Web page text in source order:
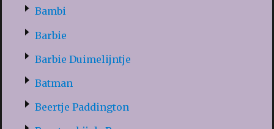
Bambi
Barbie
Barbie Duimelijntje
Batman
Beertje Paddington